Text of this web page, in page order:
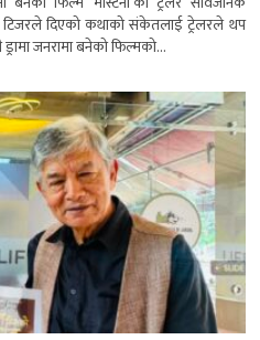
टिजरले दिएको कथाको संकेतलाई ट्रेलरले थप
जनरामा बनेको फिल्मको...